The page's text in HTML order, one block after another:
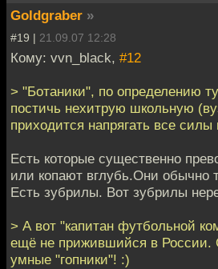
Goldgraber »
#19 | 21.09.07 12:28
Кому: vvn_black, #12
> "Ботаники", по определению
постичь нехитрую школьную
приходится напрягать все
Есть которые существенно
или копают вглубь.Они обычно
Есть зубрилы. Вот зубрилы
> А вот "капитан футбольной
ещё не прижившийся в России.
умные "гопники"! :)